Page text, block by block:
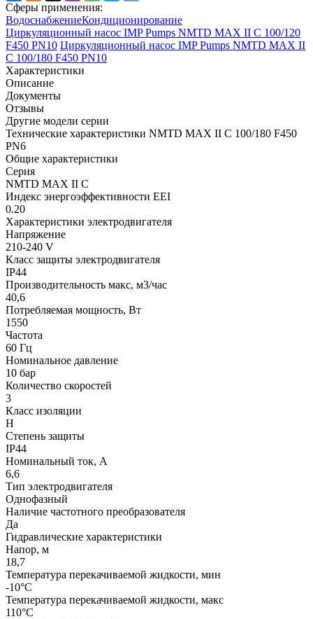
Сферы применения:
ВодоснабжениеКондиционирование
Циркуляционный насос IMP Pumps NMTD MAX II C 100/120
F450 PN10 Циркуляционный насос IMP Pumps NMTD MAX II
C 100/180 F450 PN10
Характеристики
Описание
Документы
Отзывы
Другие модели серии
Технические характеристики NMTD MAX II C 100/180 F450
PN6
Общие характеристики
Серия
NMTD MAX II C
Индекс энергоэффективности EEI
0.20
Характеристики электродвигателя
Напряжение
210-240 V
Класс защиты электродвигателя
IP44
Производительность макс, м3/час
40,6
Потребляемая мощность, Вт
1550
Частота
60 Гц
Номинальное давление
10 бар
Количество скоростей
3
Класс изоляции
Н
Степень защиты
IP44
Номинальный ток, А
6,6
Тип электродвигателя
Однофазный
Наличие частотного преобразователя
Да
Гидравлические характеристики
Напор, м
18,7
Температура перекачиваемой жидкости, мин
-10°C
Температура перекачиваемой жидкости, макс
110°C